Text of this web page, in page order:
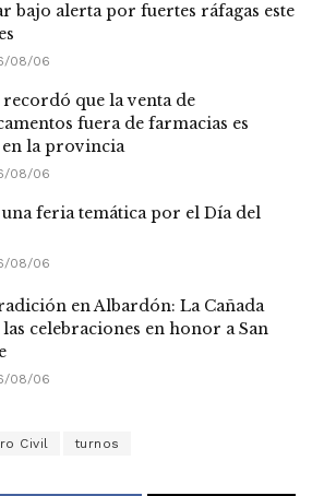
bajo alerta por fuertes ráfagas este
08/06
recordó que la venta de
fuera de farmacias es
la provincia
08/06
feria temática por el Día del
08/06
en Albardón: La Cañada
celebraciones en honor a San
08/06
Civil turnos